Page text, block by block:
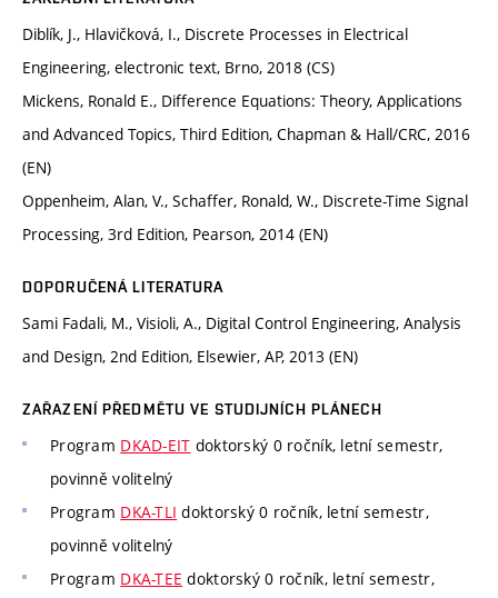
Diblík, J., Hlavičková, I., Discrete Processes in Electrical
Engineering, electronic text, Brno, 2018 (CS)
Mickens, Ronald E., Difference Equations: Theory, Applications
and Advanced Topics, Third Edition, Chapman & Hall/CRC, 2016
(EN)
Oppenheim, Alan, V., Schaffer, Ronald, W., Discrete-Time Signal
Processing, 3rd Edition, Pearson, 2014 (EN)
DOPORUČENÁ LITERATURA
Sami Fadali, M., Visioli, A., Digital Control Engineering, Analysis
and Design, 2nd Edition, Elsewier, AP, 2013 (EN)
ZAŘAZENÍ PŘEDMĚTU VE STUDIJNÍCH PLÁNECH
Program DKAD-EIT doktorský 0 ročník, letní semestr,
povinně volitelný
Program DKA-TLI doktorský 0 ročník, letní semestr,
povinně volitelný
Program DKA-TEE doktorský 0 ročník, letní semestr,